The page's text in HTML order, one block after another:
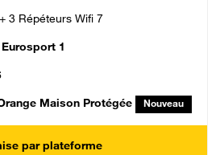
3 Répéteurs Wifi 7
Eurosport 1
Maison Protégée Nouveau
par plateforme